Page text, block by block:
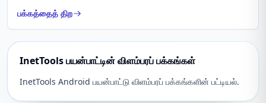
பக்கத்தைத் திற
InetTools பயன்பாட்டின் விளம்பரப் பக்கங்கள்
InetTools Android பயன்பாட்டு விளம்பரப் பக்கங்களின் பட்டியல்.